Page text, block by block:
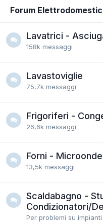
Forum
Lavatrici -
158k messaggi
Lavastoviglie
75,7k messaggi
Frigoriferi -
26,6k messaggi
Forni -
13,5k messaggi
Scaldabagno -
Condizionatori/
Per problemi su